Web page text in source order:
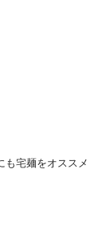
も宅麺をオススメ